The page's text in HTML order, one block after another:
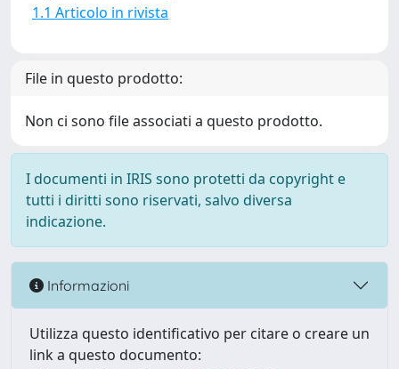
1.1 Articolo in rivista
File in questo prodotto:
Non ci sono file associati a questo prodotto.
I documenti in IRIS sono protetti da copyright e
tutti i diritti sono riservati, salvo diversa
indicazione.
Informazioni
Utilizza questo identificativo per citare o creare un
link a questo documento: